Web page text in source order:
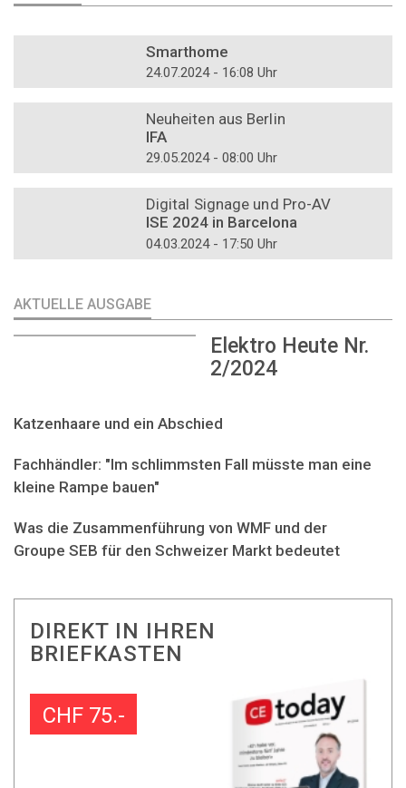
Smarthome
24.07.2024 - 16:08 Uhr
Neuheiten aus Berlin
IFA
29.05.2024 - 08:00 Uhr
Digital Signage und Pro-AV
ISE 2024 in Barcelona
04.03.2024 - 17:50 Uhr
AKTUELLE AUSGABE
Elektro Heute Nr.
2/2024
Katzenhaare und ein Abschied
Fachhändler: "Im schlimmsten Fall müsste man eine
kleine Rampe bauen"
Was die Zusammenführung von WMF und der
Groupe SEB für den Schweizer Markt bedeutet
DIREKT IN IHREN
BRIEFKASTEN
CHF 75.-